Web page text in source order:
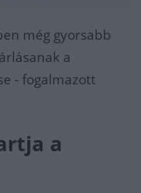
még gyorsabb
a
- fogalmazott
a